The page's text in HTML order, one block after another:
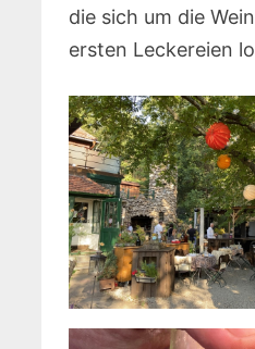
die sich um die
ersten Leckereien